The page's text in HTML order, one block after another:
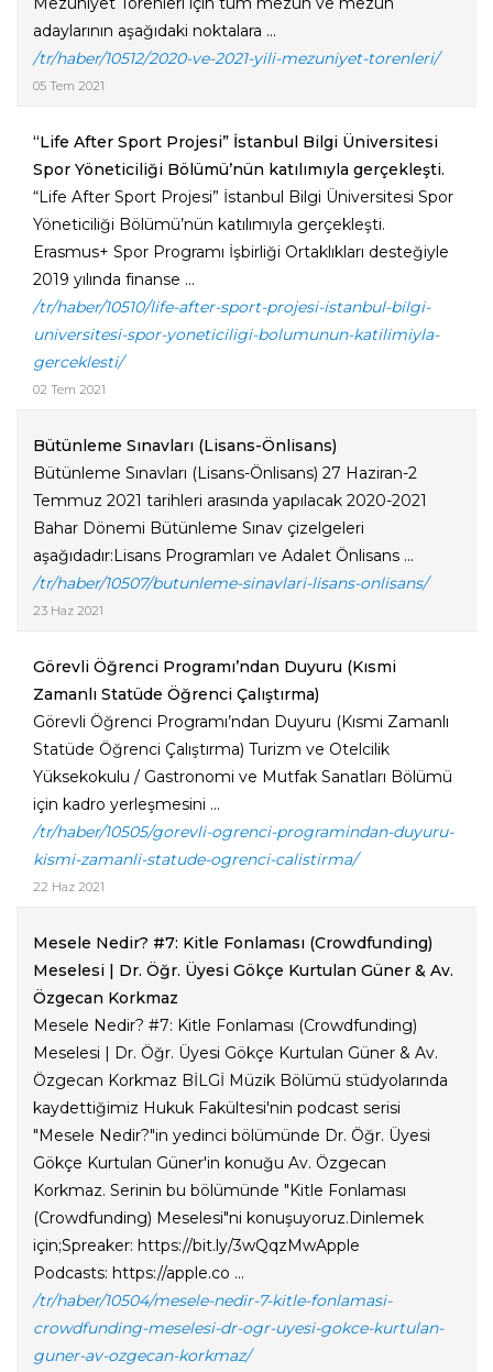
adaylarının aşağıdaki noktalara ...
/tr/haber/10512/2020-ve-2021-yili-mezuniyet-torenleri/
05 Tem 2021
“Life After Sport Projesi” İstanbul Bilgi Üniversitesi
Spor Yöneticiliği Bölümü’nün katılımıyla gerçekleşti.
“Life After Sport Projesi” İstanbul Bilgi Üniversitesi Spor
Yöneticiliği Bölümü’nün katılımıyla gerçekleşti.
Erasmus+ Spor Programı İşbirliği Ortaklıkları desteğiyle
2019 yılında finanse ...
/tr/haber/10510/life-after-sport-projesi-istanbul-bilgi-
universitesi-spor-yoneticiligi-bolumunun-katilimiyla-
gerceklesti/
02 Tem 2021
Bütünleme Sınavları (Lisans-Önlisans)
Bütünleme Sınavları (Lisans-Önlisans) 27 Haziran-2
Temmuz 2021 tarihleri arasında yapılacak 2020-2021
Bahar Dönemi Bütünleme Sınav çizelgeleri
aşağıdadır:Lisans Programları ve Adalet Önlisans ...
/tr/haber/10507/butunleme-sinavlari-lisans-onlisans/
23 Haz 2021
Görevli Öğrenci Programı’ndan Duyuru (Kısmi
Zamanlı Statüde Öğrenci Çalıştırma)
Görevli Öğrenci Programı’ndan Duyuru (Kısmi Zamanlı
Statüde Öğrenci Çalıştırma) Turizm ve Otelcilik
Yüksekokulu / Gastronomi ve Mutfak Sanatları Bölümü
için kadro yerleşmesini ...
/tr/haber/10505/gorevli-ogrenci-programindan-duyuru-
kismi-zamanli-statude-ogrenci-calistirma/
22 Haz 2021
Mesele Nedir? #7: Kitle Fonlaması (Crowdfunding)
Meselesi | Dr. Öğr. Üyesi Gökçe Kurtulan Güner & Av.
Özgecan Korkmaz
Mesele Nedir? #7: Kitle Fonlaması (Crowdfunding)
Meselesi | Dr. Öğr. Üyesi Gökçe Kurtulan Güner & Av.
Özgecan Korkmaz BİLGİ Müzik Bölümü stüdyolarında
kaydettiğimiz Hukuk Fakültesi'nin podcast serisi
"Mesele Nedir?"in yedinci bölümünde Dr. Öğr. Üyesi
Gökçe Kurtulan Güner'in konuğu Av. Özgecan
Korkmaz. Serinin bu bölümünde "Kitle Fonlaması
(Crowdfunding) Meselesi"ni konuşuyoruz.Dinlemek
için;Spreaker: https://bit.ly/3wQqzMwApple
Podcasts: https://apple.co ...
/tr/haber/10504/mesele-nedir-7-kitle-fonlamasi-
crowdfunding-meselesi-dr-ogr-uyesi-gokce-kurtulan-
guner-av-ozgecan-korkmaz/